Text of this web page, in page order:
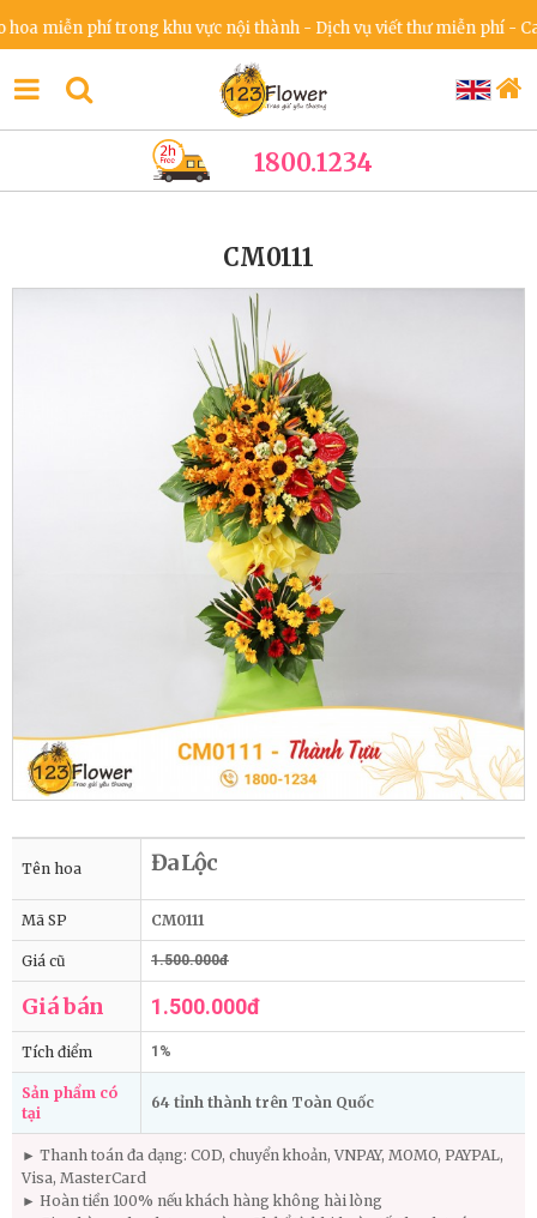
miễn phí trong khu vực nội thành - Dịch vụ viết thư miễn phí - Cam
1800.1234
CM0111
Tên hoa Đa Lộc
Mã SP CM0111
Giá cũ 1.500.000đ
Giá bán 1.500.000đ
Tích điểm 1%
Sản phẩm có
tại
64 tỉnh thành trên Toàn Quốc
► Thanh toán đa dạng: COD, chuyển khoản, VNPAY, MOMO, PAYPAL,
Visa, MasterCard
► Hoàn tiền 100% nếu khách hàng không hài lòng